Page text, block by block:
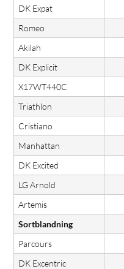
DK Expat
Romeo
Akilah
DK Explicit
X17WT440C
Triathlon
Cristiano
Manhattan
DK Excited
LG Arnold
Artemis
Sortblandning
Parcours
DK Excentric